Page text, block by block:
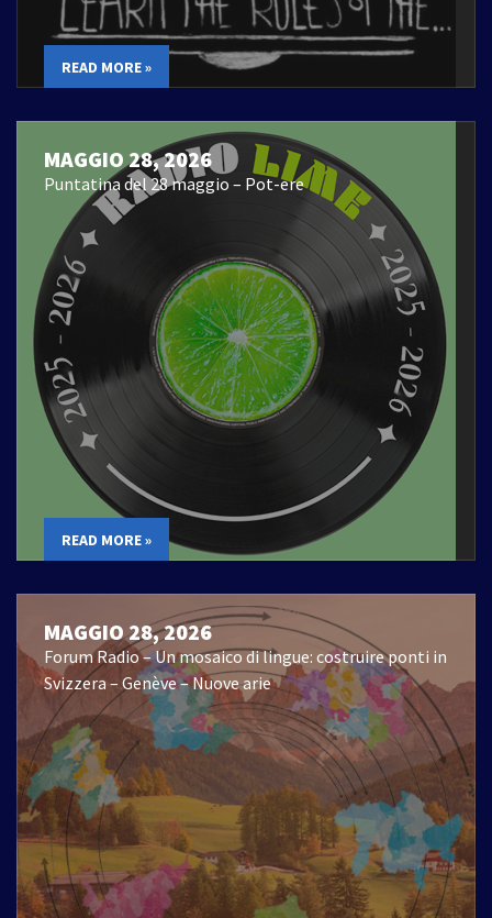
READ MORE »
MAGGIO 28, 2026
Puntatina del 28 maggio – Pot-ere
READ MORE »
MAGGIO 28, 2026
Forum Radio – Un mosaico di lingue: costruire ponti in
Svizzera – Genève – Nuove arie